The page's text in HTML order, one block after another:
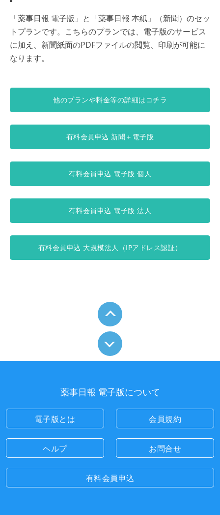
「薬事日報 電子版」と「薬事日報 本紙」（新聞）のセッ
トプランです。こちらのプランでは、電子版のサービス
に加え、新聞紙面のPDFファイルの閲覧、印刷が可能に
なります。
他のプランや料金等の詳細はコチラ
有料会員申込 新聞＋電子版
有料会員申込 電子版 個人
有料会員申込 電子版 法人
有料会員申込 大規模法人（IPアドレス認証）
薬事日報 電子版について
電子版とは 会員規約
ヘルプ お問合せ
有料会員申込